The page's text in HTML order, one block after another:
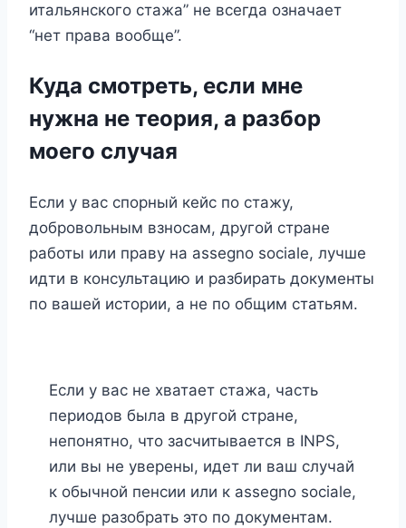
итальянского стажа” не всегда означает
“нет права вообще”.
Куда смотреть, если мне
нужна не теория, а разбор
моего случая
Если у вас спорный кейс по стажу,
добровольным взносам, другой стране
работы или праву на assegno sociale, лучше
идти в консультацию и разбирать документы
по вашей истории, а не по общим статьям.
Если у вас не хватает стажа, часть
периодов была в другой стране,
непонятно, что засчитывается в INPS,
или вы не уверены, идет ли ваш случай
к обычной пенсии или к assegno sociale,
лучше разобрать это по документам.